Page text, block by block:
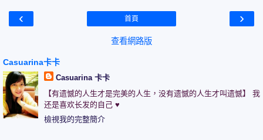
‹ ›
首頁
查看網路版
Casuarina卡卡
Casuarina 卡卡
【有遗憾的人生才是完美的人生，没有遗憾的人生才叫遗憾】 我
还是喜欢长发的自己 ♥
檢視我的完整簡介